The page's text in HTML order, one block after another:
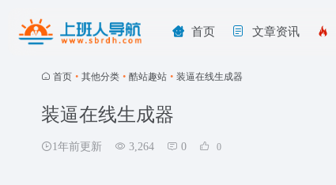
首页 文章资讯
首页 • 其他分类 • 酷站趣站 • 装逼在线生成器
装逼在线生成器
1年前更新 3,264 0 0